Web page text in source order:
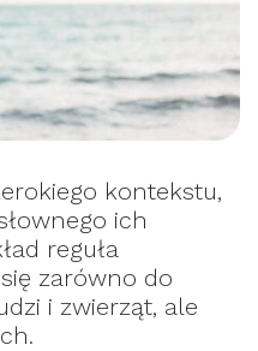
kontekstu,
ich
reguła
zarówno do
i zwierząt, ale